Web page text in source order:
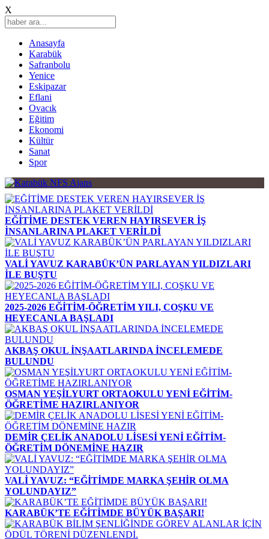
X
Anasayfa
Karabük
Safranbolu
Yenice
Eskipazar
Eflani
Ovacık
Eğitim
Ekonomi
Kültür
Sanat
Spor
EĞİTİME DESTEK VEREN HAYIRSEVER İŞ
İNSANLARINA PLAKET VERİLDİ
VALİ YAVUZ KARABÜK’ÜN PARLAYAN YILDIZLARI
İLE BUŞTU
2025-2026 EĞİTİM-ÖĞRETİM YILI, COŞKU VE
HEYECANLA BAŞLADI
AKBAŞ OKUL İNŞAATLARINDA İNCELEMEDE
BULUNDU
OSMAN YEŞİLYURT ORTAOKULU YENİ EĞİTİM-
ÖĞRETİME HAZIRLANIYOR
DEMİR ÇELİK ANADOLU LİSESİ YENİ EĞİTİM-
ÖĞRETİM DÖNEMİNE HAZIR
VALİ YAVUZ: “EĞİTİMDE MARKA ŞEHİR OLMA
YOLUNDAYIZ”
KARABÜK’TE EĞİTİMDE BÜYÜK BAŞARI!